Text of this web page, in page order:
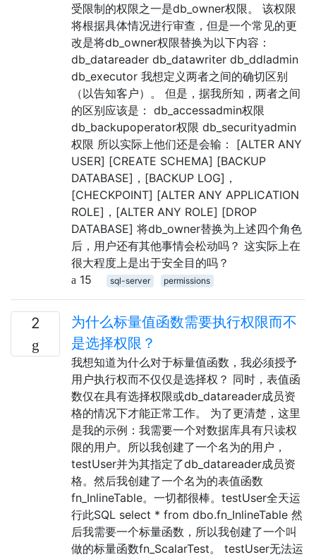
受限制的权限之一是db_owner权限。 该权限
将根据具体情况进行审查，但是一个常见的更
改是将db_owner权限替换为以下内容：
db_datareader db_datawriter db_ddladmin
db_executor 我想定义两者之间的确切区别
（以告知客户）。 但是，据我所知，两者之间
的区别应该是： db_accessadmin权限
db_backupoperator权限 db_securityadmin
权限 所以实际上他们还是会输： [ALTER ANY
USER] [CREATE SCHEMA] [BACKUP
DATABASE]，[BACKUP LOG]，
[CHECKPOINT] [ALTER ANY APPLICATION
ROLE]，[ALTER ANY ROLE] [DROP
DATABASE] 将db_owner替换为上述四个角色
后，用户还有其他事情会松动吗？ 这实际上在
很大程度上是出于安全目的吗？
15
sql-server permissions
2
为什么标量值函数需要执行权限而不
是选择权限？
我想知道为什么对于标量值函数，我必须授予
用户执行权而不仅仅是选择权？ 同时，表值函
数仅在具有选择权限或db_datareader成员资
格的情况下才能正常工作。 为了更清楚，这里
是我的示例：我需要一个对数据库具有只读权
限的用户。所以我创建了一个名为的用户，
testUser并为其指定了db_datareader成员资
格。然后我创建了一个名为的表值函数
fn_InlineTable。一切都很棒。testUser全天运
行此SQL select * from dbo.fn_InlineTable 然
后我需要一个标量函数，所以我创建了一个叫
做的标量函数fn_ScalarTest。 testUser无法运